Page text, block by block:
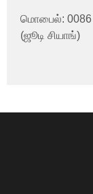
மொபைல்: 0086
(ஜூடி சியாங்)